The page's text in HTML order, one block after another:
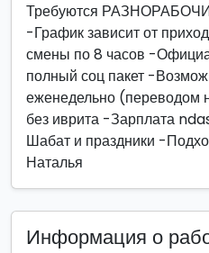
Требуются
-График зависит от
смены по 8 часов -
полный соц пакет -
еженедельно (переводом
без иврита -Зарплата
Шабат и праздники -
Наталья
Информация о